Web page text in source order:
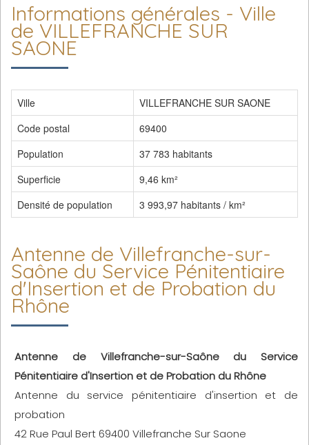
Informations générales - Ville
de VILLEFRANCHE SUR
SAONE
Ville
VILLEFRANCHE SUR SAONE
Code postal
69400
Population
37 783 habitants
Superficie
9,46 km²
Densité de population
3 993,97 habitants / km²
Antenne de Villefranche-sur-
Saône du Service Pénitentiaire
d'Insertion et de Probation du
Rhône
Antenne de Villefranche-sur-Saône du Service
Pénitentiaire d'Insertion et de Probation du Rhône
Antenne du service pénitentiaire d'insertion et de
probation
42 Rue Paul Bert 69400 Villefranche Sur Saone